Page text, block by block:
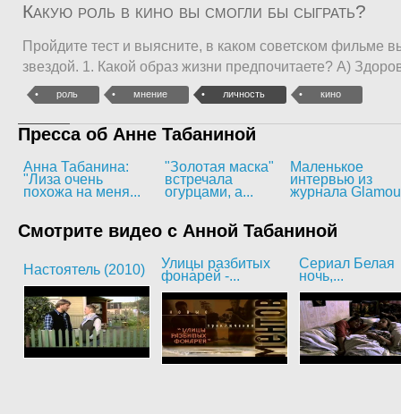
Какую роль в кино вы смогли бы сыграть?
Пройдите тест и выясните, в каком советском фильме
звездой. 1. Какой образ жизни предпочитаете? А)
роль мнение личность кино
Пресса об Анне Табаниной
Анна Табанина:
"Лиза очень
похожа на меня...
"Золотая маска"
встречала
огурцами, а...
Маленькое
интервью из
журнала
Смотрите видео с Анной Табаниной
Настоятель (2010)
Улицы разбитых
фонарей -...
Сериал Белая
ночь,...